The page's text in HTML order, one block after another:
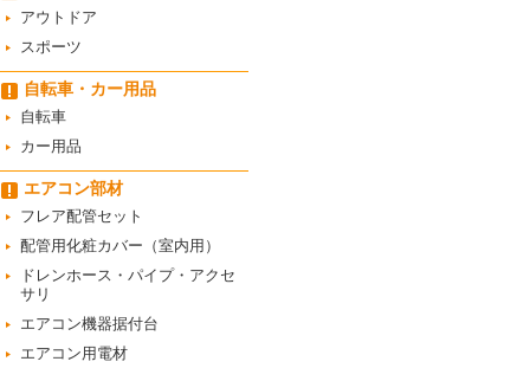
アウトドア
スポーツ
自転車・カー用品
自転車
カー用品
エアコン部材
フレア配管セット
配管用化粧カバー（室内用）
ドレンホース・パイプ・アクセ
サリ
エアコン機器据付台
エアコン用電材